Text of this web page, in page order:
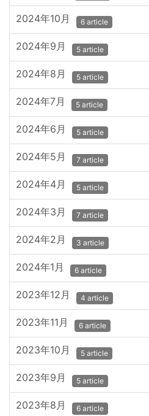
2024年10月 6 article
2024年9月 5 article
2024年8月 5 article
2024年7月 5 article
2024年6月 5 article
2024年5月 7 article
2024年4月 5 article
2024年3月 7 article
2024年2月 3 article
2024年1月 6 article
2023年12月 4 article
2023年11月 6 article
2023年10月 5 article
2023年9月 5 article
2023年8月 6 article